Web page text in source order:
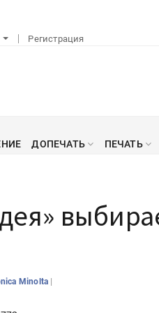
Регистрация
ДОПЕЧАТЬ ПЕЧАТЬ
Minolta |